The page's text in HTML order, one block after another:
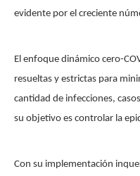
evidente por el creciente
El enfoque dinámico cero-
resueltas y estrictas para
cantidad de infecciones,
su objetivo es controlar la
Con su implementación